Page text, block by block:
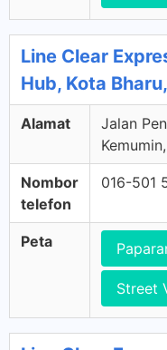
Line Clear
Hub, Kota
Alamat
Jalan
Nombor
telefon
016-501
Peta
Street